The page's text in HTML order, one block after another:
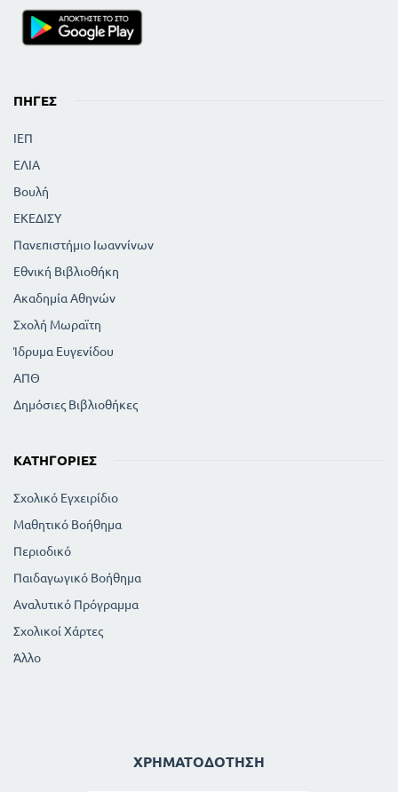
ΠΗΓΈΣ
ΙΕΠ
ΕΛΙΑ
Βουλή
ΕΚΕΔΙΣΥ
Πανεπιστήμιο Ιωαννίνων
Εθνική Βιβλιοθήκη
Ακαδημία Αθηνών
Σχολή Μωραϊτη
Ίδρυμα Ευγενίδου
ΑΠΘ
Δημόσιες Βιβλιοθήκες
ΚΑΤΗΓΟΡΊΕΣ
Σχολικό Εγχειρίδιο
Μαθητικό Βοήθημα
Περιοδικό
Παιδαγωγικό Βοήθημα
Αναλυτικό Πρόγραμμα
Σχολικοί Χάρτες
Άλλο
ΧΡΗΜΑΤΟΔΌΤΗΣΗ